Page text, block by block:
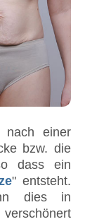
nach einer
bzw. die
dass ein
" entsteht.
dies in